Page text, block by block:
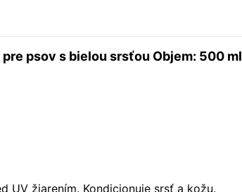
psov s bielou srsťou Objem: 500 ml
UV žiarením. Kondicionuje srsť a kožu.